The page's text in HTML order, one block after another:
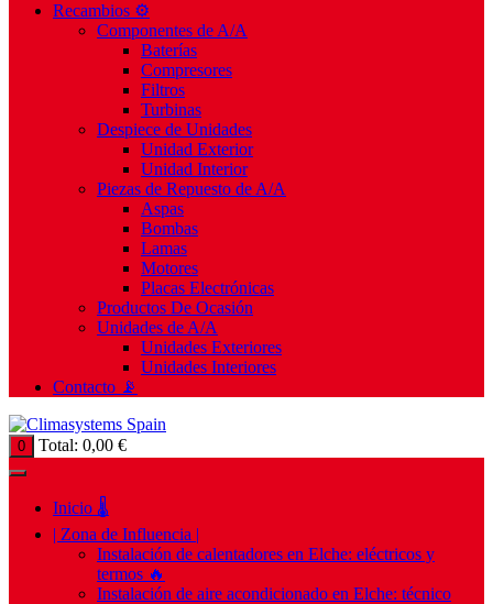
Recambios ⚙️
Componentes de A/A
Baterías
Compresores
Filtros
Turbinas
Despiece de Unidades
Unidad Exterior
Unidad Interior
Piezas de Repuesto de A/A
Aspas
Bombas
Lamas
Motores
Placas Electrónicas
Productos De Ocasión
Unidades de A/A
Unidades Exteriores
Unidades Interiores
Contacto 📡
0 Total: 0,00 €
Inicio 🌡️
| Zona de Influencia |
Instalación de calentadores en Elche: eléctricos y
termos 🔥
Instalación de aire acondicionado en Elche: técnico